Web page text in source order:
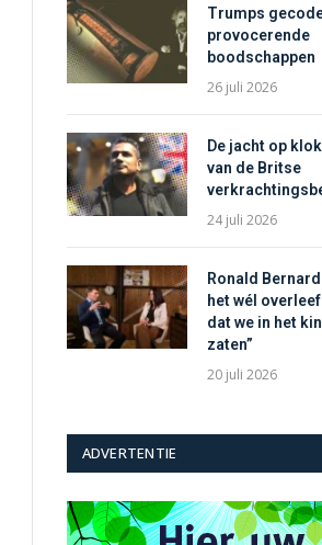
Trumps
provocerende
boodschappen
26 juli 2026
De jacht op
van de Britse
24 juli 2026
Ronald
het wél
dat we in het
zaten”
20 juli 2026
ADVERTENTIE